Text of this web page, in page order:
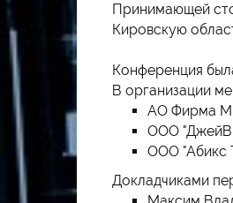
Принимающей
Кировскую
Конференция
В организации
АО Фирма
ООО
ООО "Абикс
Докладчиками